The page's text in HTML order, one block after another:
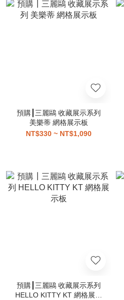
預購┃三麗鷗 收藏展示系列
美樂蒂 網格展示板
NT$330 ~ NT$1,090
預購┃三麗鷗 收藏展示系列
HELLO KITTY KT 網格展示